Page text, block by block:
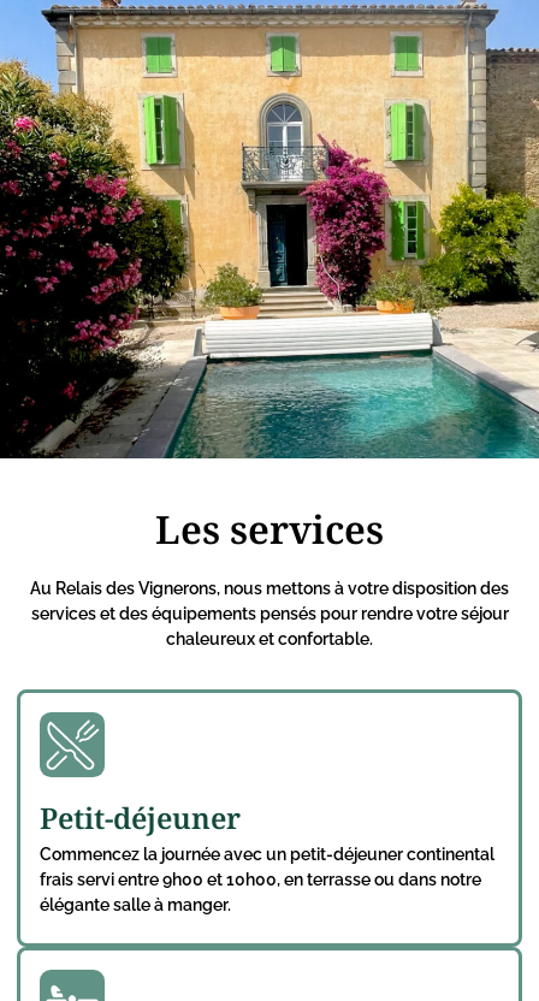
Les services
Au Relais des Vignerons, nous mettons à votre disposition des
services et des équipements pensés pour rendre votre séjour
chaleureux et confortable.
Petit-déjeuner
Commencez la journée avec un petit-déjeuner continental
frais servi entre 9h00 et 10h00, en terrasse ou dans notre
élégante salle à manger.